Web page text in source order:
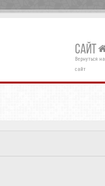
САЙТ
Вернуться на
сайт